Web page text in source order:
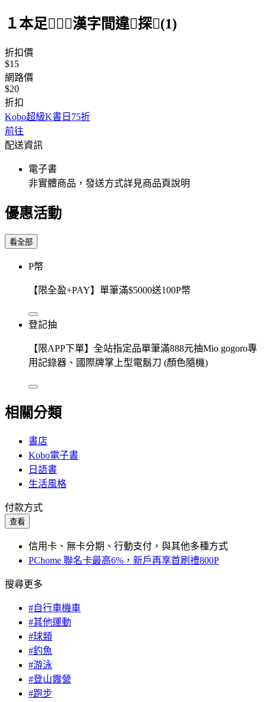
１本足漢字間違探(1)
折扣價
$15
網路價
$20
折扣
Kobo超級K書日75折
前往
配送資訊
電子書
非實體商品，發送方式詳見商品頁說明
優惠活動
看全部
P幣
【限全盈+PAY】單筆滿$5000送100P幣
登記抽
【限APP下單】全站指定品單筆滿888元抽Mio gogoro專
用記錄器、國際牌掌上型電鬍刀 (顏色隨機)
相關分類
書店
Kobo電子書
日語書
生活風格
付款方式
查看
信用卡、無卡分期、行動支付，與其他多種方式
PChome 聯名卡最高6%，新戶再享首刷禮800P
搜尋更多
#自行車機車
#其他運動
#球類
#釣魚
#游泳
#登山露營
#跑步